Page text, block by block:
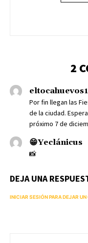
2
Por fin llegan las
de la ciudad.
próximo 7 de
😁Yeclánicus
📸
DEJA UNA
INICIAR SESIÓN PARA DEJAR